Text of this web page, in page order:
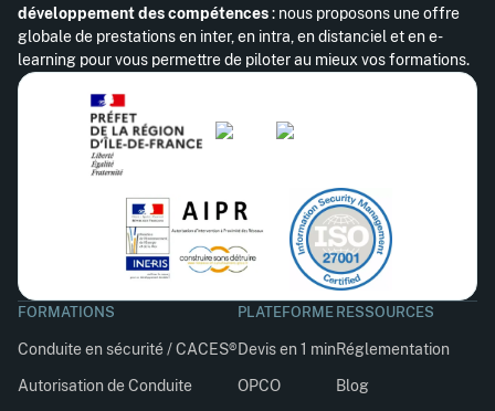
développement des compétences: nous proposons une offre
globale de prestations en inter, en intra, en distanciel et en e-
learning pour vous permettre de piloter au mieux vos formations.
FORMATIONS
Conduite en sécurité / CACES®
Autorisation de Conduite
PLATEFORME
Devis en 1 min
OPCO
RESSOURCES
Réglementation
Blog